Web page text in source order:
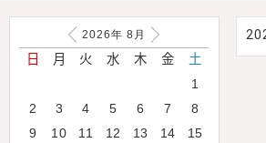
2026年 8 月
日 月 火 水 木 金 土
1
2
3 4 5 6 7
8
9
10 11 12 13 14
15